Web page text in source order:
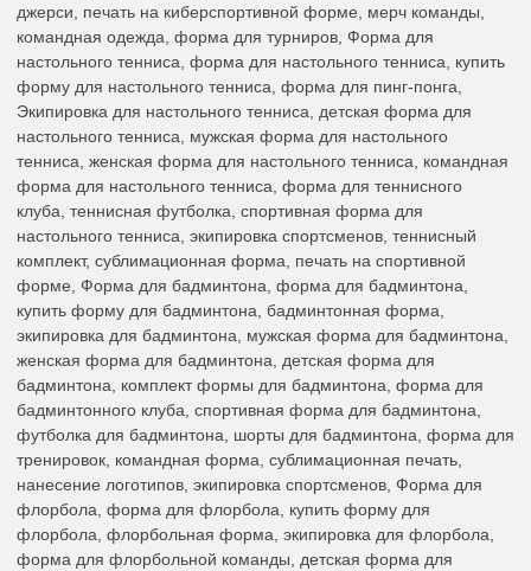
джерси, печать на киберспортивной форме, мерч команды,
командная одежда, форма для турниров, Форма для
настольного тенниса, форма для настольного тенниса, купить
форму для настольного тенниса, форма для пинг-понга,
Экипировка для настольного тенниса, детская форма для
настольного тенниса, мужская форма для настольного
тенниса, женская форма для настольного тенниса, командная
форма для настольного тенниса, форма для теннисного
клуба, теннисная футболка, спортивная форма для
настольного тенниса, экипировка спортсменов, теннисный
комплект, сублимационная форма, печать на спортивной
форме, Форма для бадминтона, форма для бадминтона,
купить форму для бадминтона, бадминтонная форма,
экипировка для бадминтона, мужская форма для бадминтона,
женская форма для бадминтона, детская форма для
бадминтона, комплект формы для бадминтона, форма для
бадминтонного клуба, спортивная форма для бадминтона,
футболка для бадминтона, шорты для бадминтона, форма для
тренировок, командная форма, сублимационная печать,
нанесение логотипов, экипировка спортсменов, Форма для
флорбола, форма для флорбола, купить форму для
флорбола, флорбольная форма, экипировка для флорбола,
форма для флорбольной команды, детская форма для